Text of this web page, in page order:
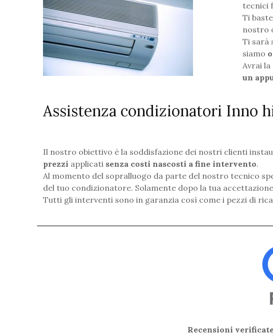
tecnici
Ti
nostro
Ti sarà
siamo
Avrai
un
Assistenza condizionatori Inno
Il nostro obiettivo è la soddisfazione dei nostri clienti
prezzi applicati senza costi nascosti a fine intervento.
Al momento del sopralluogo da parte del nostro tecnico
del tuo condizionatore. Solamente dopo la tua
Tutti gli interventi sono in garanzia così come i pezzi di
Recensioni